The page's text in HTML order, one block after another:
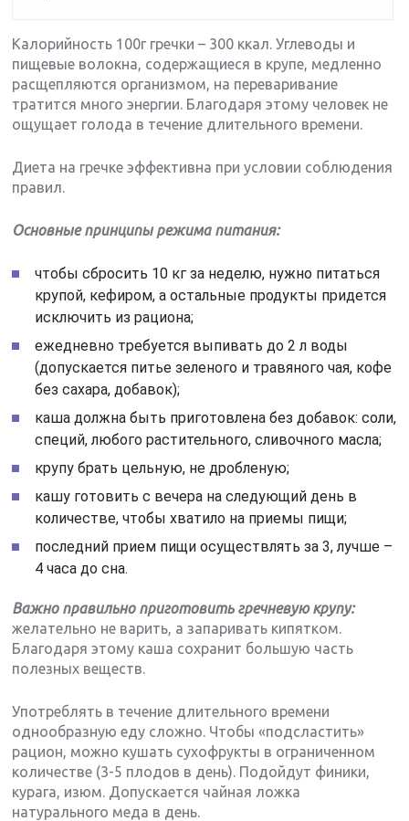
Калорийность 100г гречки – 300 ккал. Углеводы и
пищевые волокна, содержащиеся в крупе, медленно
расщепляются организмом, на переваривание
тратится много энергии. Благодаря этому человек не
ощущает голода в течение длительного времени.
Диета на гречке эффективна при условии соблюдения
правил.
Основные принципы режима питания:
чтобы сбросить 10 кг за неделю, нужно питаться
крупой, кефиром, а остальные продукты придется
исключить из рациона;
ежедневно требуется выпивать до 2 л воды
(допускается питье зеленого и травяного чая, кофе
без сахара, добавок);
каша должна быть приготовлена без добавок: соли,
специй, любого растительного, сливочного масла;
крупу брать цельную, не дробленую;
кашу готовить с вечера на следующий день в
количестве, чтобы хватило на приемы пищи;
последний прием пищи осуществлять за 3, лучше –
4 часа до сна.
Важно правильно приготовить гречневую крупу:
желательно не варить, а запаривать кипятком.
Благодаря этому каша сохранит большую часть
полезных веществ.
Употреблять в течение длительного времени
однообразную еду сложно. Чтобы «подсластить»
рацион, можно кушать сухофрукты в ограниченном
количестве (3-5 плодов в день). Подойдут финики,
курага, изюм. Допускается чайная ложка
натурального меда в день.